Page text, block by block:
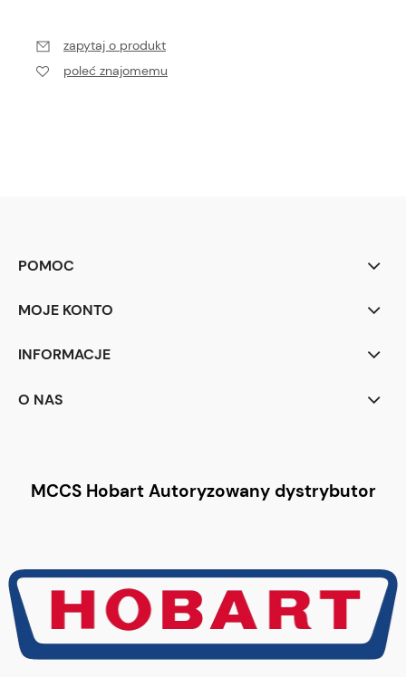
zapytaj o produkt
poleć znajomemu
POMOC
MOJE KONTO
INFORMACJE
O NAS
MCCS Hobart Autoryzowany dystrybutor